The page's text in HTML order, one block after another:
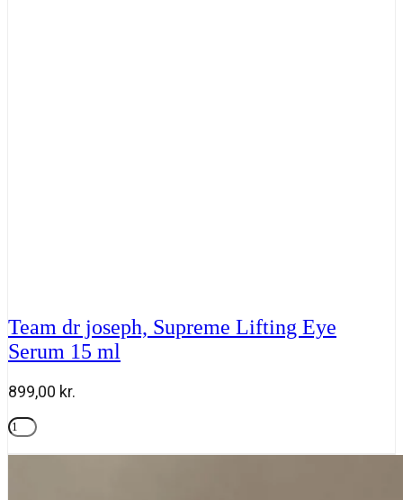
Team dr joseph, Supreme Lifting Eye
Serum 15 ml
899,00 kr.
Team
dr
joseph,